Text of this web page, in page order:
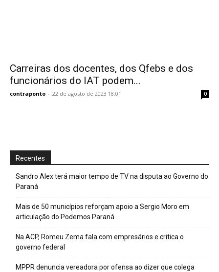
Carreiras dos docentes, dos Qfebs e dos
funcionários do IAT podem...
contraponto - 22 de agosto de 2023 18:01 0
Recentes
Sandro Alex terá maior tempo de TV na disputa ao Governo do
Paraná
Mais de 50 municípios reforçam apoio a Sergio Moro em
articulação do Podemos Paraná
Na ACP, Romeu Zema fala com empresários e critica o
governo federal
MPPR denuncia vereadora por ofensa ao dizer que colega